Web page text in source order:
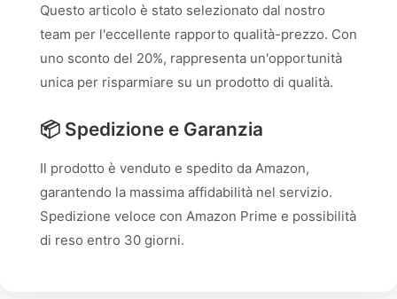
Questo articolo è stato selezionato dal nostro
team per l'eccellente rapporto qualità-prezzo. Con
uno sconto del 20%, rappresenta un'opportunità
unica per risparmiare su un prodotto di qualità.
📦 Spedizione e Garanzia
Il prodotto è venduto e spedito da Amazon,
garantendo la massima affidabilità nel servizio.
Spedizione veloce con Amazon Prime e possibilità
di reso entro 30 giorni.